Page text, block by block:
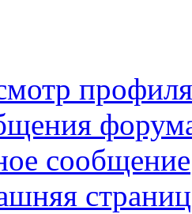
профиля
сообщение